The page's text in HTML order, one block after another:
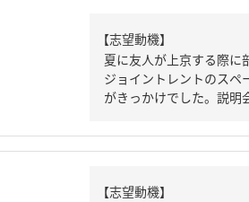
【志望動機】
夏に友人が上京する際に
ジョイントレントのスペ
がきっかけでした。説明
【志望動機】